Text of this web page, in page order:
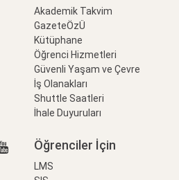
Akademik Takvim
GazeteÖzÜ
Kütüphane
Öğrenci Hizmetleri
Güvenli Yaşam ve Çevre
İş Olanakları
Shuttle Saatleri
İhale Duyuruları
Öğrenciler İçin
LMS